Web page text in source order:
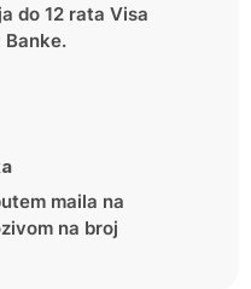
do 12 rata Visa
maila na
na broj